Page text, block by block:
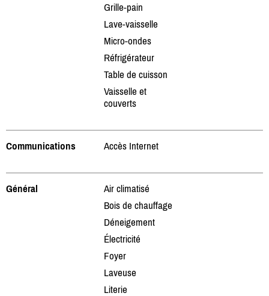
Grille-pain
Lave-vaisselle
Micro-ondes
Réfrigérateur
Table de cuisson
Vaisselle et
couverts
Communications Accès Internet
Général
Air climatisé
Bois de chauffage
Déneigement
Électricité
Foyer
Laveuse
Literie